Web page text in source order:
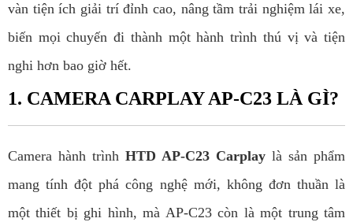
vàn tiện ích giải trí đỉnh cao, nâng tầm trải nghiệm lái xe,
biến mọi chuyến đi thành một hành trình thú vị và tiện
nghi hơn bao giờ hết.
1. CAMERA CARPLAY AP-C23 LÀ GÌ?
Camera hành trình HTD AP-C23 Carplay là sản phẩm
mang tính đột phá công nghệ mới, không đơn thuần là
một thiết bị ghi hình, mà AP-C23 còn là một trung tâm